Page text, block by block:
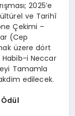
2025’e
ve Tarihî
Çekimi –
(Cep
üzere dört
Habib-i Neccar
Tamamla
edilecek.